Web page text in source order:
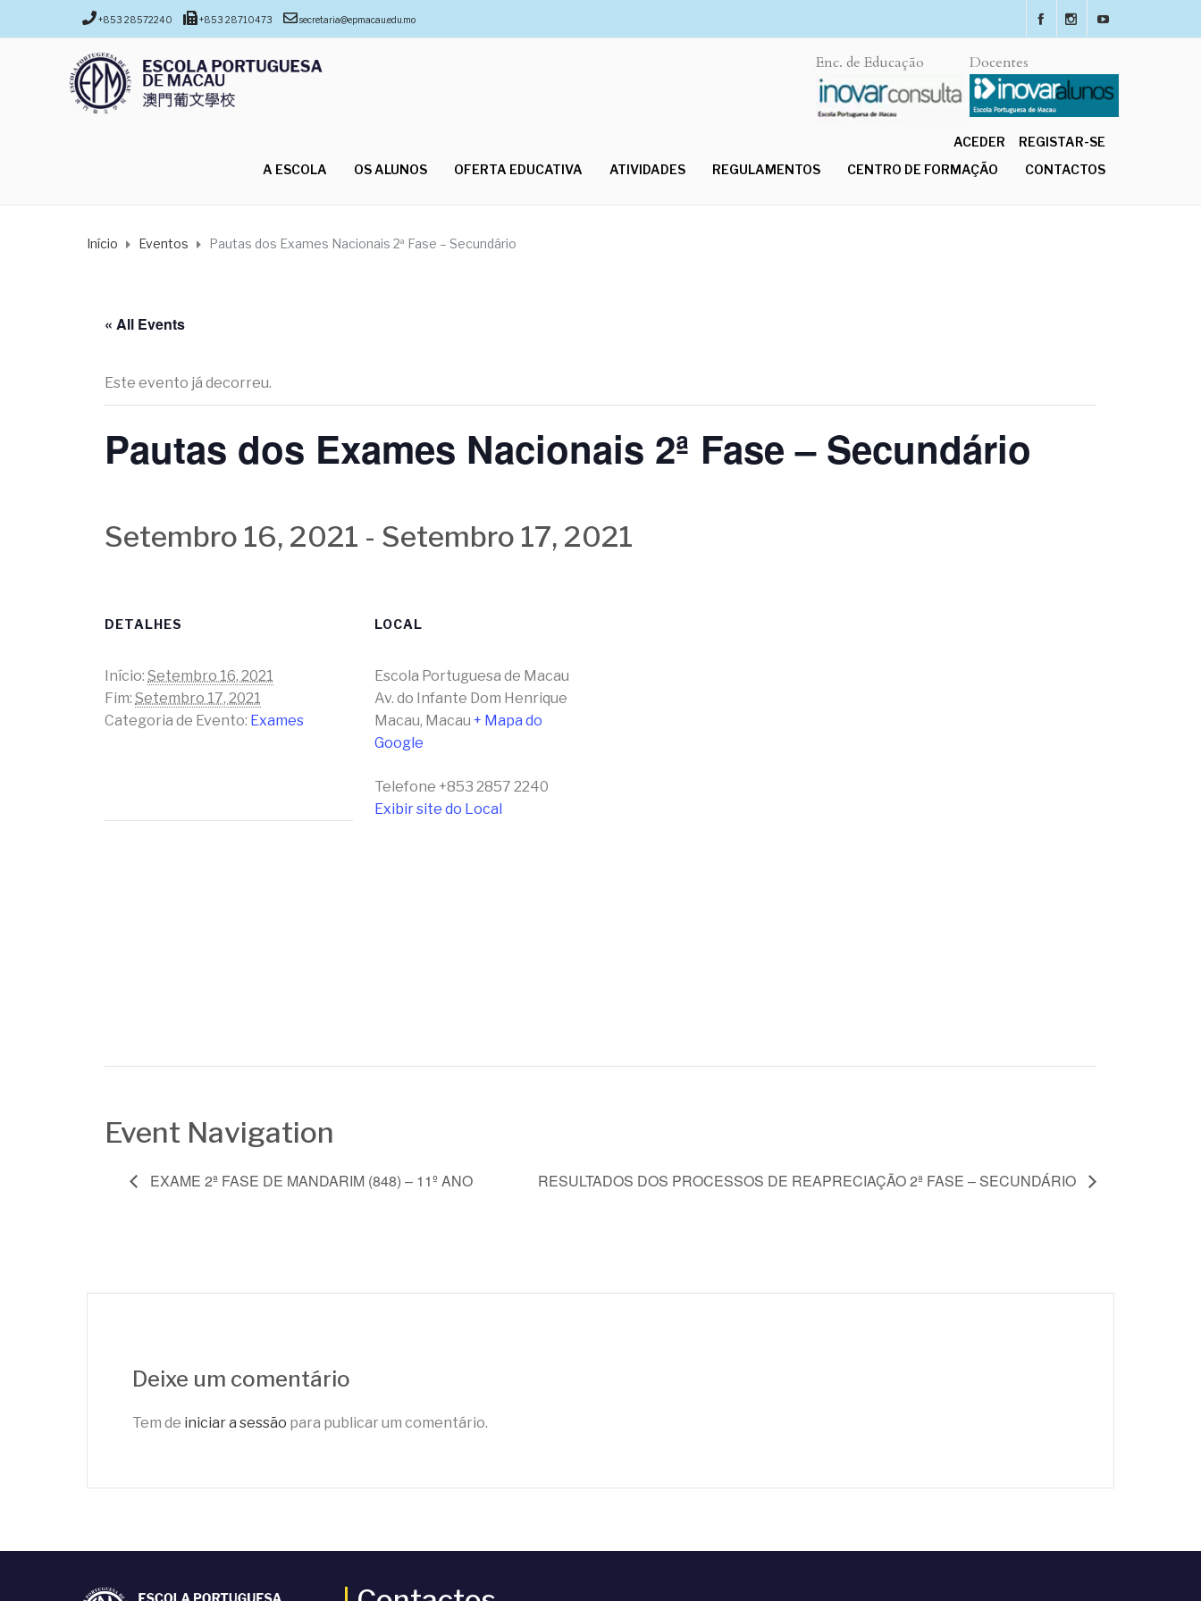
+853 28572240 +853 28710473 secretaria@epmacau.edu.mo
Docentes
Enc. de Educação
ACEDER
REGISTAR-SE
A ESCOLA
OS ALUNOS OFERTA EDUCATIVA ATIVIDADES REGULAMENTOS CENTRO DE FORMAÇÃO CONTACTOS
Início Eventos Pautas dos Exames Nacionais 2ª Fase – Secundário
« All Events
Este evento já decorreu.
Pautas dos Exames Nacionais 2ª Fase – Secundário
Setembro 16, 2021 - Setembro 17, 2021
DETALHES
Início: Setembro 16, 2021
Fim: Setembro 17, 2021
Categoria de Evento: Exames
LOCAL
Escola Portuguesa de Macau
Av. do Infante Dom Henrique
Macau, Macau + Mapa do
Google
Telefone +853 2857 2240
Exibir site do Local
Event Navigation
EXAME 2ª FASE DE MANDARIM (848) – 11º ANO RESULTADOS DOS PROCESSOS DE REAPRECIAÇÃO 2ª FASE – SECUNDÁRIO
Deixe um comentário
Tem de iniciar a sessão para publicar um comentário.